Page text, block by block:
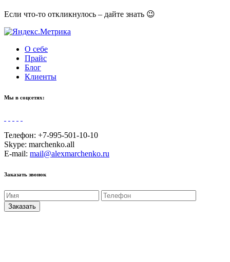
Если что-то откликнулось – дайте знать 😉
О себе
Прайс
Блог
Клиенты
Мы в соцсетях:
Телефон: +7-995-501-10-10
Skype: marchenko.all
E-mail: mail@alexmarchenko.ru
Заказать звонок